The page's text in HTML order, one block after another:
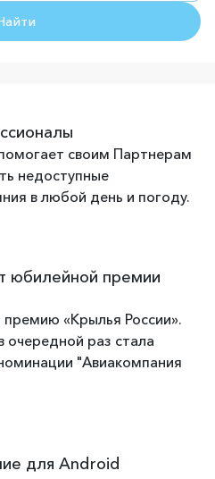
своим Партнерам
недоступные
в любой день и погоду.
премии
«Крылья России».
раз стала
"Авиакомпания
для Android